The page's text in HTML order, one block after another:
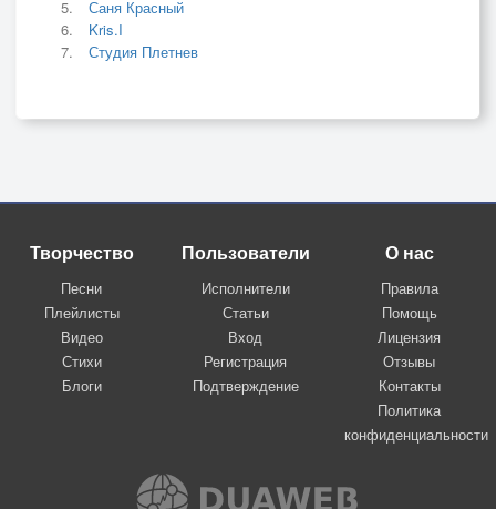
Саня Красный
Kris.I
Студия Плетнев
Творчество
Песни
Плейлисты
Видео
Стихи
Блоги
Пользователи
Исполнители
Статьи
Вход
Регистрация
Подтверждение
О нас
Правила
Помощь
Лицензия
Отзывы
Контакты
Политика
конфиденциальности